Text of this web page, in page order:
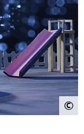
©